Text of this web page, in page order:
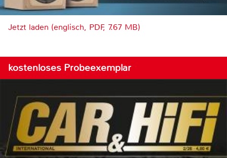
Jetzt laden (englisch, PDF, 7.67 MB)
kostenloses Probeexemplar